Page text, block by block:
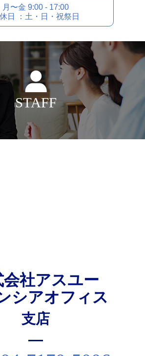
⽉〜⾦ 9:00 - 17:00
⽇ ：⼟・⽇・祝祭⽇
STAFF
会社アスユー
シアオフィス
⽀店